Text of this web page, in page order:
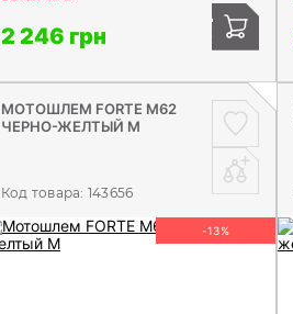
2 246 грн
МОТОШЛЕМ FORTE М62
ЧЕРНО-ЖЕЛТЫЙ М
Код товара: 143656
-13%